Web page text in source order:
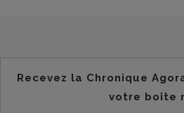
Recevez la Chronique
votre boîte